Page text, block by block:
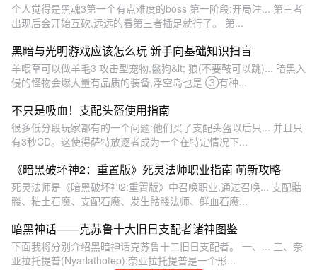
个人觉得是黑魂3第一个有点难度的boss 第一阶段:开局注... 第三者
出现后会开始互砍,远远的看第三者插足就行了。 第...
黑暗与光明游戏应该怎么玩 新手向基础知识扫盲
羊喂草可以做羊毛3 攻击型宠物,鬣狗&lt; 狼(不要鞍可以跳)... 暗黑入
侵的怪物会爆大量有品质的装备,浮空岛也是 ③有种...
不只是吸血！支配头盔使用指南
很多低分段玩家都有的一个问题:他们买了支配头盔以后只... 并且只
有3秒CD。这使得萨特放逐者成为一个在特定情况下...
《暗黑破坏神2：重置版》死灵法师职业指南 萌新攻略
死灵法师是《暗黑破坏神2:重置版》中召唤职业,通过召唤... 支配骷
髅、粘土石魔、支配石魔、发生骷髅法师、鲜血石魔...
暗黑神话——克苏鲁十大旧日支配者诸神图鉴
下面我将分别介绍黑暗神话克苏鲁十二旧日支配者。 一、... 三、奈
亚拉托提普(Nyarlathotep):奈亚拉托提普是一个形...